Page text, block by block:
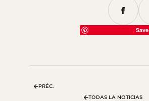
Save
TODAS LA NOTICIAS
PRÉC.